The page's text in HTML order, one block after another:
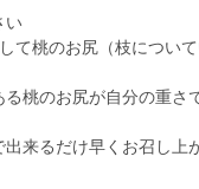
い
て桃のお尻（枝について
桃のお尻が自分の重さ
来るだけ早くお召し上